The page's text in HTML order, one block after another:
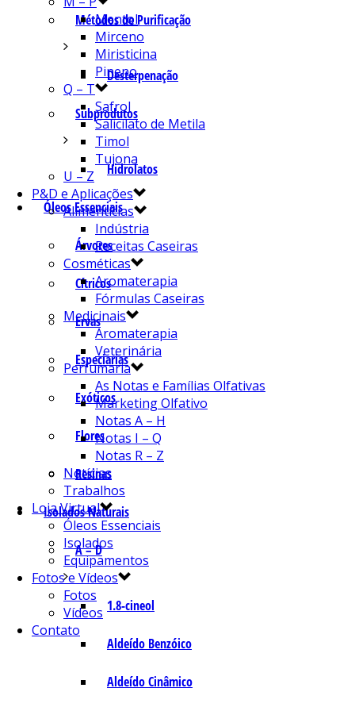
Métodos de Purificação
Desterpenação
Subprodutos
Hidrolatos
Óleos Essenciais
Árvores
Cítricos
Ervas
Especiarias
Exóticos
Flores
Resinas
Isolados Naturais
A – D
1.8-cineol
Aldeído Benzóico
Aldeído Cinâmico
Mentol
Mirceno
Miristicina
Pineno
Q – T
Safrol
Salicilato de Metila
Timol
Tujona
U – Z
P&D e Aplicações
Alimentícias
Indústria
Receitas Caseiras
Cosméticas
Aromaterapia
Fórmulas Caseiras
Medicinais
Aromaterapia
Veterinária
Perfumaria
As Notas e Famílias Olfativas
Marketing Olfativo
Notas A – H
Notas I – Q
Notas R – Z
Notícias
Trabalhos
Loja Virtual
Óleos Essenciais
Isolados
Equipamentos
Fotos e Vídeos
Fotos
Vídeos
Contato